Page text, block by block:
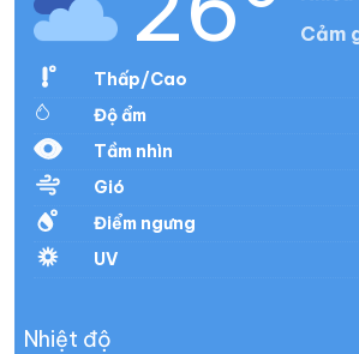
Cảm
Thấp/Cao
Độ ẩm
Tầm nhìn
Gió
Điểm ngưng
UV
Nhiệt độ